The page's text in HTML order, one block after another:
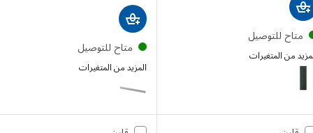
للتوصيل
من المتغيرات
متاح للتوصيل
المزيد من المتغيرات